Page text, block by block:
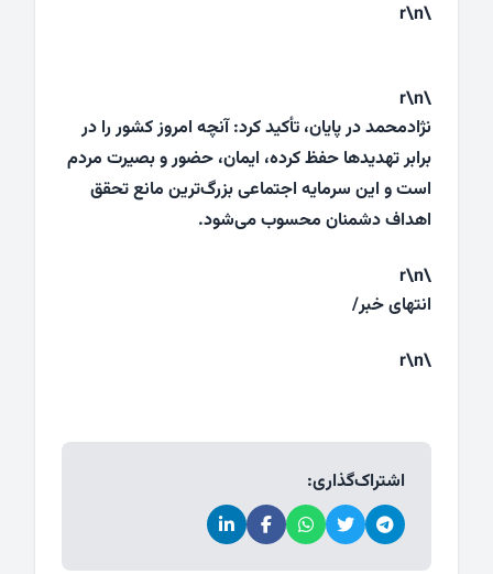
\r\n
\r\n
نژادمحمد در پایان، تأکید کرد: آنچه امروز کشور را در
برابر تهدیدها حفظ کرده، ایمان، حضور و بصیرت مردم
است و این سرمایه اجتماعی بزرگ‌ترین مانع تحقق
اهداف دشمنان محسوب می‌شود.
\r\n
انتهای خبر/
\r\n
اشتراک‌گذاری: